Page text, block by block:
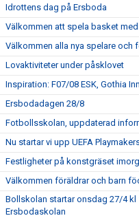
Idrottens dag på Ersboda
Välkommen att spela basket
Välkommen alla nya spelare och
Lovaktiviteter under påsklovet
Inspiration: F07/08 ESK, Gothia
Ersbodadagen 28/8
Fotbollsskolan, uppdaterad
Nu startar vi upp UEFA
Festligheter på konstgräset
Välkommen föräldrar och barn
Bollskolan startar onsdag 27/4 kl
Ersbodaskolan